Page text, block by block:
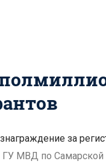
за
ГУ МВД по Самарской